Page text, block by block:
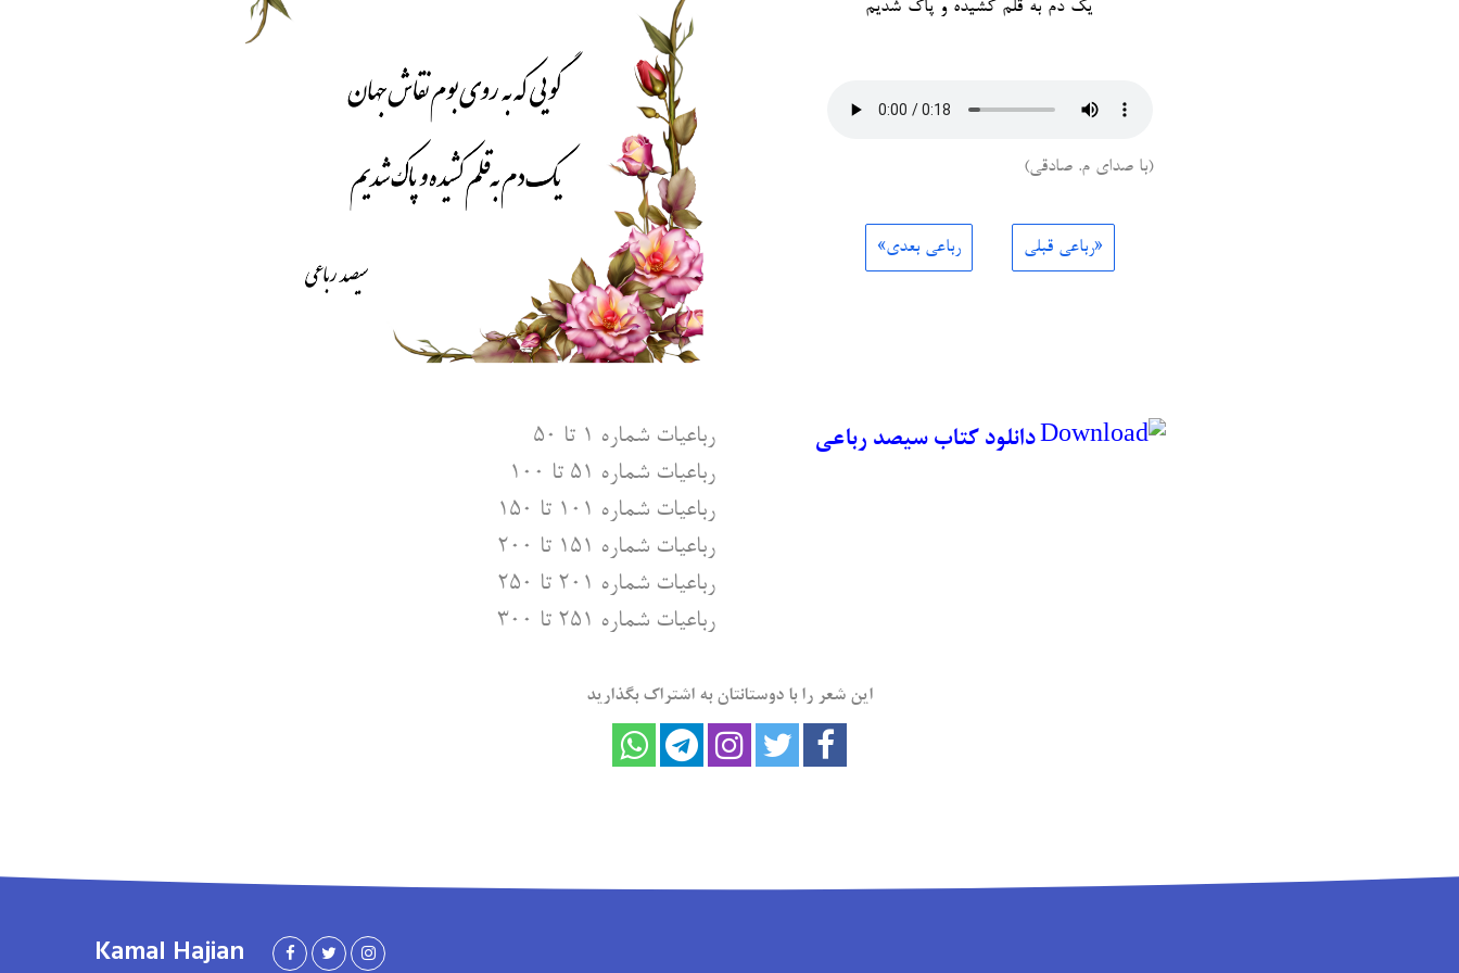
یک دم به قلم کشیده و پاک شدیم
(با صدای م. صادقی)
«رباعی قبلی رباعی بعدی»
رباعیات شماره ۱ تا ۵۰
رباعیات شماره ۵۱ تا ۱۰۰
رباعیات شماره ۱۰۱ تا ۱۵۰
رباعیات شماره ۱۵۱ تا ۲۰۰
رباعیات شماره ۲۰۱ تا ۲۵۰
رباعیات شماره ۲۵۱ تا ۳۰۰
دانلود کتاب سیصد رباعی
این شعر را با دوستانتان به اشتراک بگذارید
Kamal Hajian